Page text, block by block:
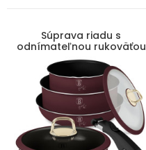
Súprava riadu s
odnímateľnou rukoväťou
9 ks Leonardo Collection